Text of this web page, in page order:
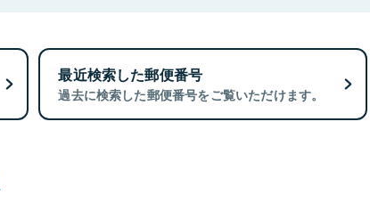
最近検索した郵便番号
過去に検索した郵便番号をご覧いただけます。